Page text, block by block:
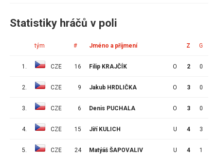
Statistiky hráčů v poli
tým # Jméno a příjmení Z G
1. CZE 16 Filip KRAJČÍK O 2 0
2. CZE 9 Jakub HRDLIČKA O 3 0
3. CZE 6 Denis PUCHALA O 3 0
4. CZE 15 Jiří KULICH U 4 3
5. CZE 24 Matýáš ŠAPOVALIV U 4 1